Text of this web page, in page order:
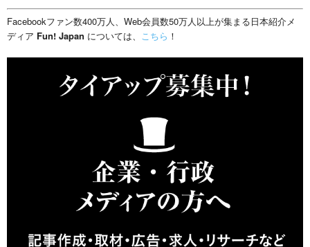
Facebookファン数400万人、Web会員数50万人以上が集まる日本紹介メ
ディア Fun! Japan については、 こちら ！